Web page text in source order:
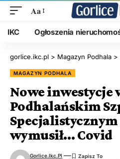
Aa
IKC Ogłoszenia
gorlice.ikc.pl > Magazyn Podhala >
MAGAZYN PODHALA
Nowe inwestycje
Podhalańskim
wymusił… Covid
Gorlice.ikc.pl